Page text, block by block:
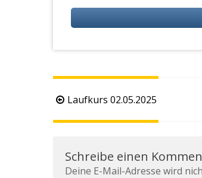
Beitragsnavigation
Laufkurs 02.05.2025
Schreibe einen
Deine E-Mail-Adresse wird